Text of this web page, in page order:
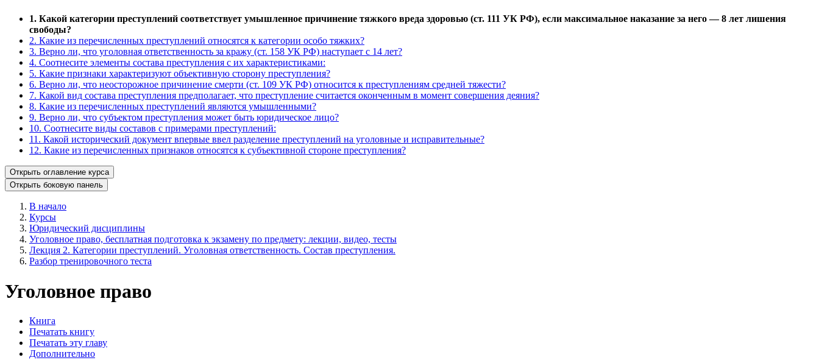
1. Какой категории преступлений соответствует умышленное причинение тяжкого вреда здоровью (ст. 111 УК РФ), если максимальное наказание за него — 8 лет лишения
свободы?
2. Какие из перечисленных преступлений относятся к категории особо тяжких?
3. Верно ли, что уголовная ответственность за кражу (ст. 158 УК РФ) наступает с 14 лет?
4. Соотнесите элементы состава преступления с их характеристиками:
5. Какие признаки характеризуют объективную сторону преступления?
6. Верно ли, что неосторожное причинение смерти (ст. 109 УК РФ) относится к преступлениям средней тяжести?
7. Какой вид состава преступления предполагает, что преступление считается оконченным в момент совершения деяния?
8. Какие из перечисленных преступлений являются умышленными?
9. Верно ли, что субъектом преступления может быть юридическое лицо?
10. Соотнесите виды составов с примерами преступлений:
11. Какой исторический документ впервые ввел разделение преступлений на уголовные и исправительные?
12. Какие из перечисленных признаков относятся к субъективной стороне преступления?
Открыть оглавление курса
Открыть боковую панель
В начало
Курсы
Юридический дисциплины
Уголовное право, бесплатная подготовка к экзамену по предмету: лекции, видео, тесты
Лекция 2. Категории преступлений. Уголовная ответственность. Состав преступления.
Разбор тренировочного теста
Уголовное право
Книга
Печатать книгу
Печатать эту главу
Дополнительно